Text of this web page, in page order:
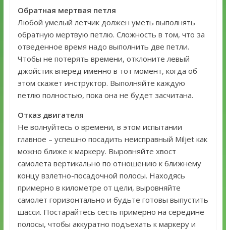
Обратная мертвая петля
Любой умелый летчик должен уметь выполнять
обратную мертвую петлю. Сложность в том, что за
отведенное время надо выполнить две петли.
Чтобы не потерять времени, отклоните левый
джойстик вперед именно в тот момент, когда об
этом скажет инструктор. Выполняйте каждую
петлю полностью, пока она не будет засчитана.
Отказ двигателя
Не волнуйтесь о времени, в этом испытании
главное – успешно посадить неисправный Miljet как
можно ближе к маркеру. Выровняйте хвост
самолета вертикально по отношению к ближнему
концу взлетно-посадочной полосы. Находясь
примерно в километре от цели, выровняйте
самолет горизонтально и будьте готовы выпустить
шасси. Постарайтесь сесть примерно на середине
полосы, чтобы аккуратно подъехать к маркеру и